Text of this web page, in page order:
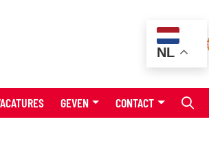
NL
GEVEN CONTACT